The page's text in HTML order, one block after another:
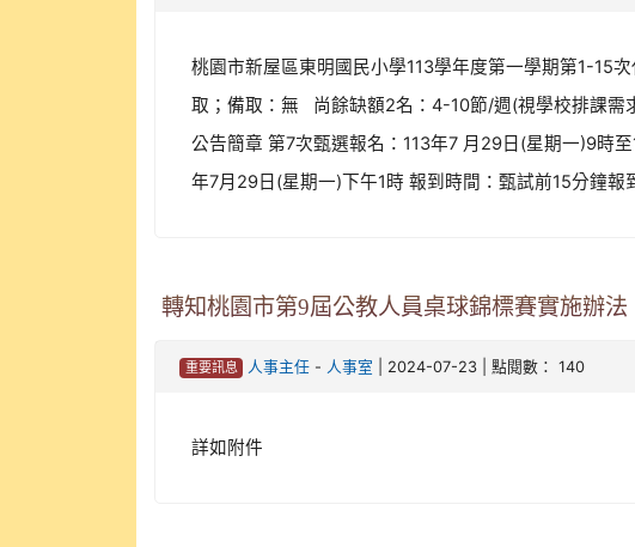
桃園市新屋區東明國民小學113學年度第一學期第1-15
取；備取：無 尚餘缺額2名：4-10節/週(視學校排課需
公告簡章 第7次甄選報名：113年7 月29日(星期一)9時
年7月29日(星期一)下午1時 報到時間：甄試前15分鐘
轉知桃園市第9屆公教人員桌球錦標賽實施辦法
重要訊息 人事主任 - 人事室 | 2024-07-23 | 點閱數： 140
詳如附件